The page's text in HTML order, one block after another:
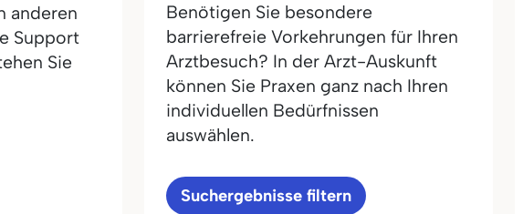
anderen
Support
Sie
Benötigen Sie besondere
barrierefreie Vorkehrungen für Ihren
Arztbesuch? In der Arzt-Auskunft
können Sie Praxen ganz nach Ihren
individuellen Bedürfnissen
auswählen.
Suchergebnisse filtern